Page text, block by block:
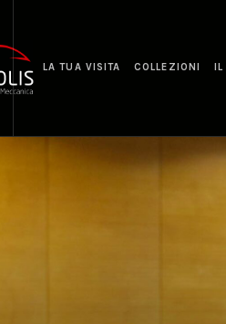
LA TUA VISITA COLLEZIONI